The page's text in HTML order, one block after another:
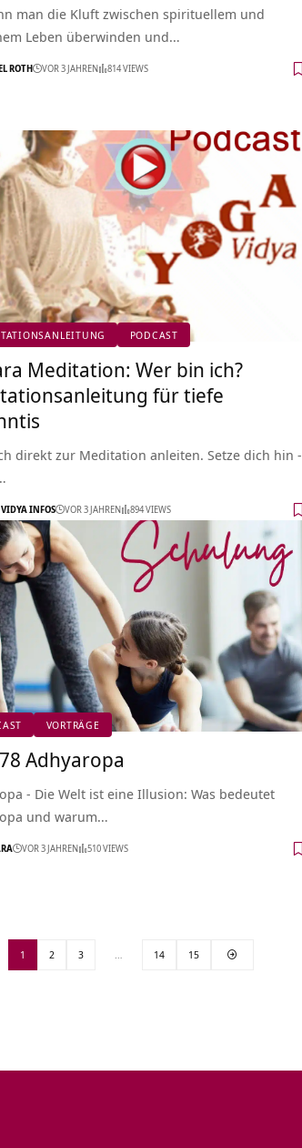
man die Kluft zwischen spirituellem und
Leben überwinden und…
ROTH VOR 3 JAHREN 814 VIEWS
PODCAST
Meditation: Wer bin ich?
für tiefe
direkt zur Meditation anleiten. Setze dich hin -
INFOS VOR 3 JAHREN 894 VIEWS
VORTRÄGE
Adhyaropa
- Die Welt ist eine Illusion: Was bedeutet
und warum…
VOR 3 JAHREN 510 VIEWS
1 2 3 14 15